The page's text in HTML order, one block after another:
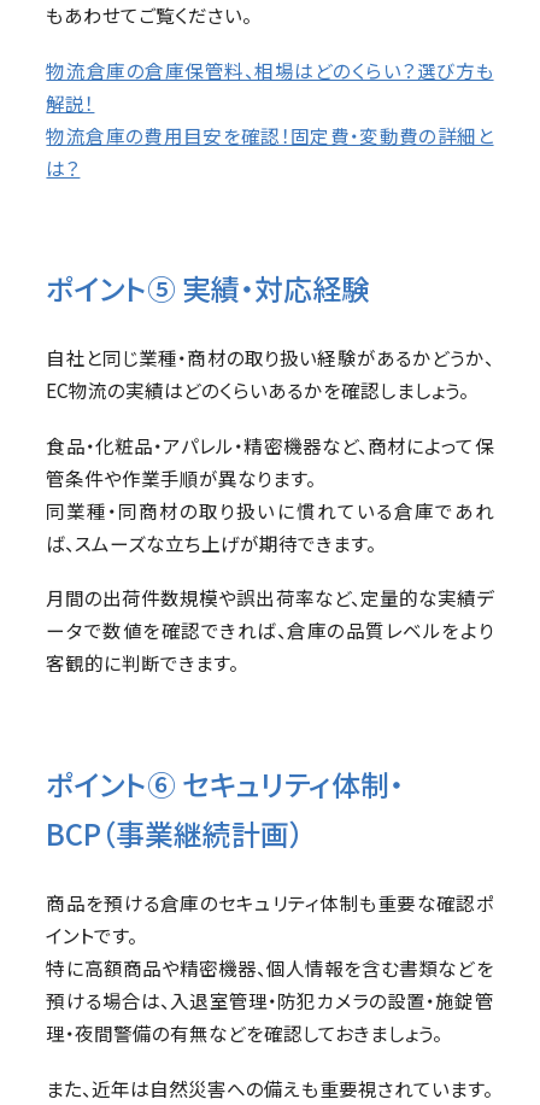
もあわせてご覧ください。
物流倉庫の倉庫保管料、相場はどのくらい？選び方も
解説！
物流倉庫の費用目安を確認！固定費・変動費の詳細と
は？
ポイント⑤ 実績・対応経験
自社と同じ業種・商材の取り扱い経験があるかどうか、
EC物流の実績はどのくらいあるかを確認しましょう。
食品・化粧品・アパレル・精密機器など、商材によって保
管条件や作業手順が異なります。
同業種・同商材の取り扱いに慣れている倉庫であれ
ば、スムーズな立ち上げが期待できます。
月間の出荷件数規模や誤出荷率など、定量的な実績デ
ータで数値を確認できれば、倉庫の品質レベルをより
客観的に判断できます。
ポイント⑥ セキュリティ体制・
BCP（事業継続計画）
商品を預ける倉庫のセキュリティ体制も重要な確認ポ
イントです。
特に高額商品や精密機器、個人情報を含む書類などを
預ける場合は、入退室管理・防犯カメラの設置・施錠管
理・夜間警備の有無などを確認しておきましょう。
また、近年は自然災害への備えも重要視されています。